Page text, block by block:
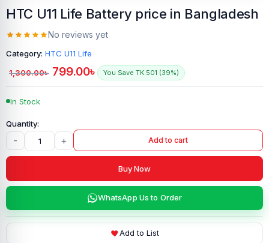
HTC U11 Life Battery price in Bangladesh
No reviews yet
Category: HTC U11 Life
1,300.00৳ 799.00৳ You Save TK.501 (39%)
In Stock
- + Add to cart
Buy Now
WhatsApp Us to Order
Add to List